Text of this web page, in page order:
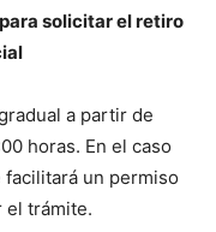
solicitar el retiro
a partir de
horas. En el caso
facilitará un permiso
el trámite.